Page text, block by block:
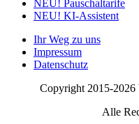
NEU! Pauschaltarife
NEU! KI-Assistent
Ihr Weg zu uns
Impressum
Datenschutz
Copyright 2015-2026
Alle